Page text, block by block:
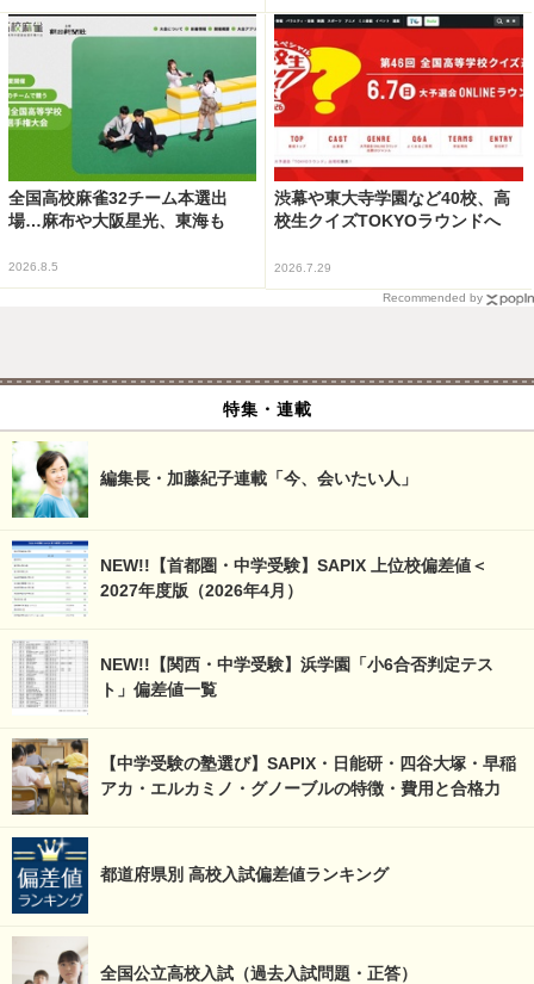
全国高校麻雀32チーム本選出
場…麻布や大阪星光、東海も
2026.8.5
渋幕や東大寺学園など40校、高
校生クイズTOKYOラウンドへ
2026.7.29
Recommended by
特集・連載
編集長・加藤紀子連載「今、会いたい人」
NEW!!【首都圏・中学受験】SAPIX 上位校偏差値＜
2027年度版（2026年4月）
NEW!!【関西・中学受験】浜学園「小6合否判定テス
ト」偏差値一覧
【中学受験の塾選び】SAPIX・日能研・四谷大塚・早稲
アカ・エルカミノ・グノーブルの特徴・費用と合格力
都道府県別 高校入試偏差値ランキング
全国公立高校入試（過去入試問題・正答）